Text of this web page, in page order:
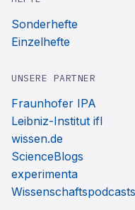
Sonderhefte
Einzelhefte
UNSERE PARTNER
Fraunhofer IPA
Leibniz-Institut ifl
wissen.de
ScienceBlogs
experimenta
Wissenschaftspodcasts